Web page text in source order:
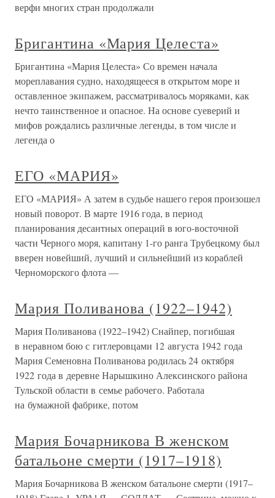
верфи многих стран продолжали
Бригантина «Мария Целеста»
Бригантина «Мария Целеста» Со времен начала
мореплавания судно, находящееся в открытом море и
оставленное экипажем, рассматривалось моряками, как
нечто таинственное и опасное. На основе суеверий и
мифов рождались различные легенды, в том числе и
легенда о
ЕГО «МАРИЯ»
ЕГО «МАРИЯ» А затем в судьбе нашего героя произошел
новый поворот. В марте 1916 года, в период
планирования десантных операций в юго-восточной
части Черного моря, капитану 1-го ранга Трубецкому был
вверен новейший, лучший и сильнейший из кораблей
Черноморского флота —
Мария Поливанова (1922–1942)
Мария Поливанова (1922–1942) Снайпер, погибшая
в неравном бою с гитлеровцами 12 августа 1942 года
Мария Семеновна Поливанова родилась 24 октября
1922 года в деревне Нарышкино Алексинского района
Тульской области в семье рабочего. Работала
на бумажной фабрике, потом
Мария Бочарникова В женском
батальоне смерти (1917–1918)
Мария Бочарникова В женском батальоне смерти (1917–